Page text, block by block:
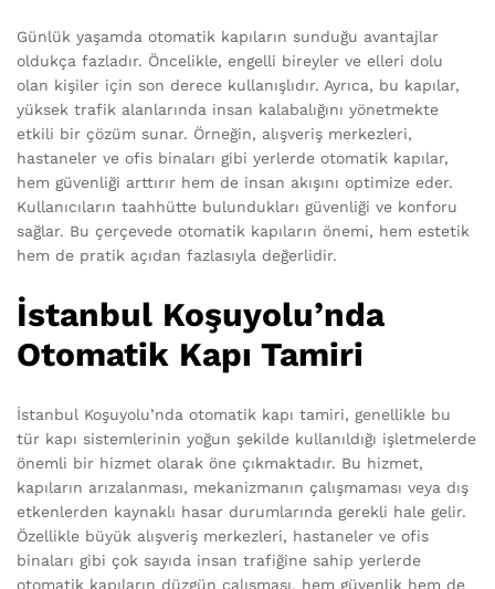
Günlük yaşamda otomatik kapıların sunduğu avantajlar
oldukça fazladır. Öncelikle, engelli bireyler ve elleri dolu
olan kişiler için son derece kullanışlıdır. Ayrıca, bu kapılar,
yüksek trafik alanlarında insan kalabalığını yönetmekte
etkili bir çözüm sunar. Örneğin, alışveriş merkezleri,
hastaneler ve ofis binaları gibi yerlerde otomatik kapılar,
hem güvenliği arttırır hem de insan akışını optimize eder.
Kullanıcıların taahhütte bulundukları güvenliği ve konforu
sağlar. Bu çerçevede otomatik kapıların önemi, hem estetik
hem de pratik açıdan fazlasıyla değerlidir.
İstanbul Koşuyolu’nda
Otomatik Kapı Tamiri
İstanbul Koşuyolu’nda otomatik kapı tamiri, genellikle bu
tür kapı sistemlerinin yoğun şekilde kullanıldığı işletmelerde
önemli bir hizmet olarak öne çıkmaktadır. Bu hizmet,
kapıların arızalanması, mekanizmanın çalışmaması veya dış
etkenlerden kaynaklı hasar durumlarında gerekli hale gelir.
Özellikle büyük alışveriş merkezleri, hastaneler ve ofis
binaları gibi çok sayıda insan trafiğine sahip yerlerde
otomatik kapıların düzgün çalışması, hem güvenlik hem de